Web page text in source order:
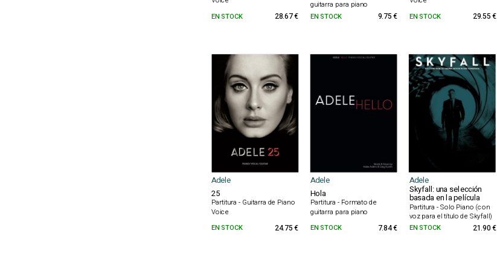
guitarra para piano
EN STOCK
28.67 € EN STOCK 9.75 € EN STOCK 29.55 €
Adele Adele Adele
25
Partitura - Guitarra de Piano
Voice
Hola
Partitura - Formato de
guitarra para piano
Skyfall: una selección
basada en la película
Partitura - Solo Piano (con
voz para el título de Skyfall)
EN STOCK 24.75 € EN STOCK 7.84 € EN STOCK 21.90 €